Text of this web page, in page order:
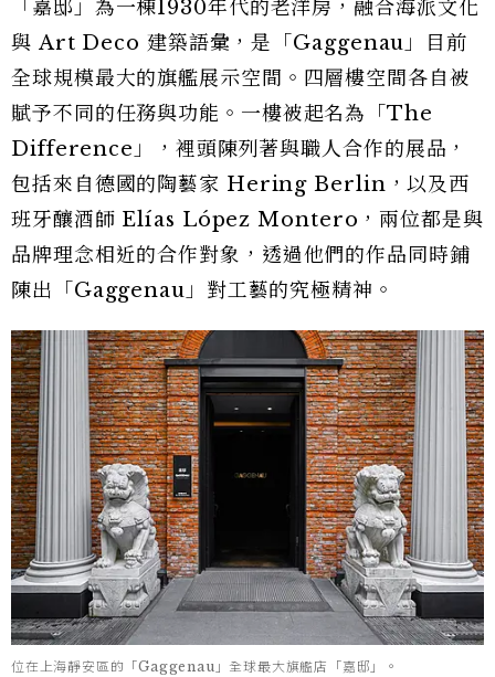
「嘉邸」為一棟1930年代的老洋房，融合海派文化
與 Art Deco 建築語彙，是「Gaggenau」目前
全球規模最大的旗艦展示空間。四層樓空間各自被
賦予不同的任務與功能。一樓被起名為「The
Difference」，裡頭陳列著與職人合作的展品，
包括來自德國的陶藝家 Hering Berlin，以及西
班牙釀酒師 Elías López Montero，兩位都是與
品牌理念相近的合作對象，透過他們的作品同時鋪
陳出「Gaggenau」對工藝的究極精神。
位在上海靜安區的「Gaggenau」全球最大旗艦店「嘉邸」。